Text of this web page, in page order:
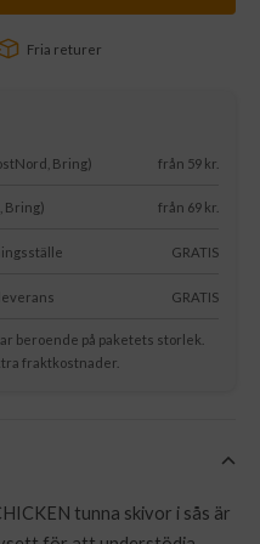
Fria returer
Bring) från 59 kr.
Bring) från 69 kr.
GRATIS
GRATIS
beroende på paketets storlek.
fraktkostnader.
tunna skivor i sås är